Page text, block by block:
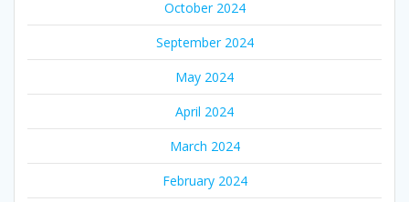
October 2024
September 2024
May 2024
April 2024
March 2024
February 2024